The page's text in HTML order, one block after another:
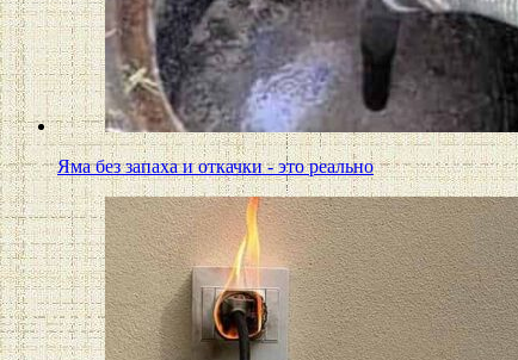
Яма без запаха и откачки - это реально